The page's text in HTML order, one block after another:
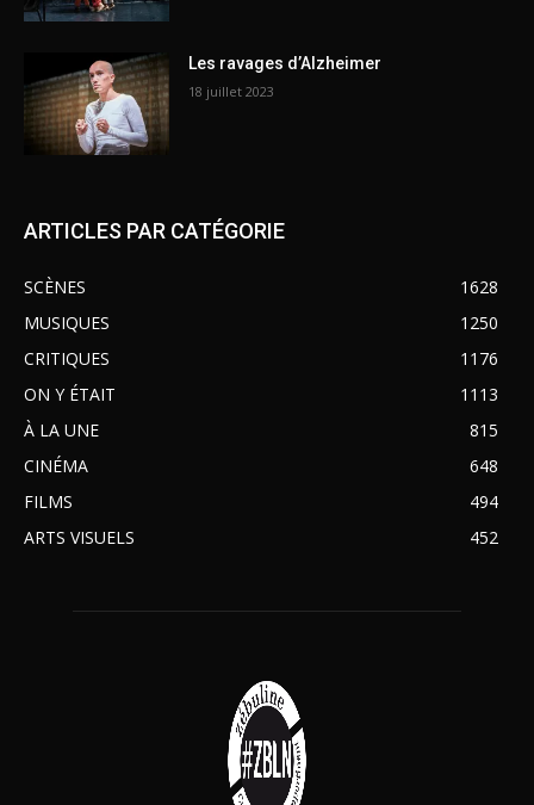
Les ravages d’Alzheimer
18 juillet 2023
ARTICLES PAR CATÉGORIE
SCÈNES
1628
MUSIQUES
1250
CRITIQUES
1176
ON Y ÉTAIT
1113
À LA UNE
815
CINÉMA
648
FILMS
494
ARTS VISUELS
452